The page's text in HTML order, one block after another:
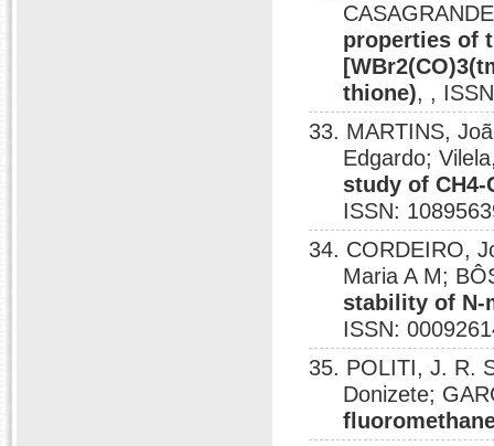
properties of
thione), ,
33. MARTINS,
Edgardo;
study of CH4-
ISSN:
34. CORDEIRO,
Maria A M;
stability of N-
ISSN:
35. POLITI, J. R.
Donizete;